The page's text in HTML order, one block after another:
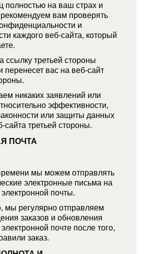
полностью на ваш страх и
вам проверять
и
каждого веб-сайта, который
ссылку третьей стороны
перенесет вас на веб-сайт
никаких заявлений или
эффективности,
или защиты данных
сайта третьей стороны.
ПОЧТА
мы можем отправлять
электронные письма на
почты.
мы регулярно отправляем
заказов и обновления
почте после того,
заказ.